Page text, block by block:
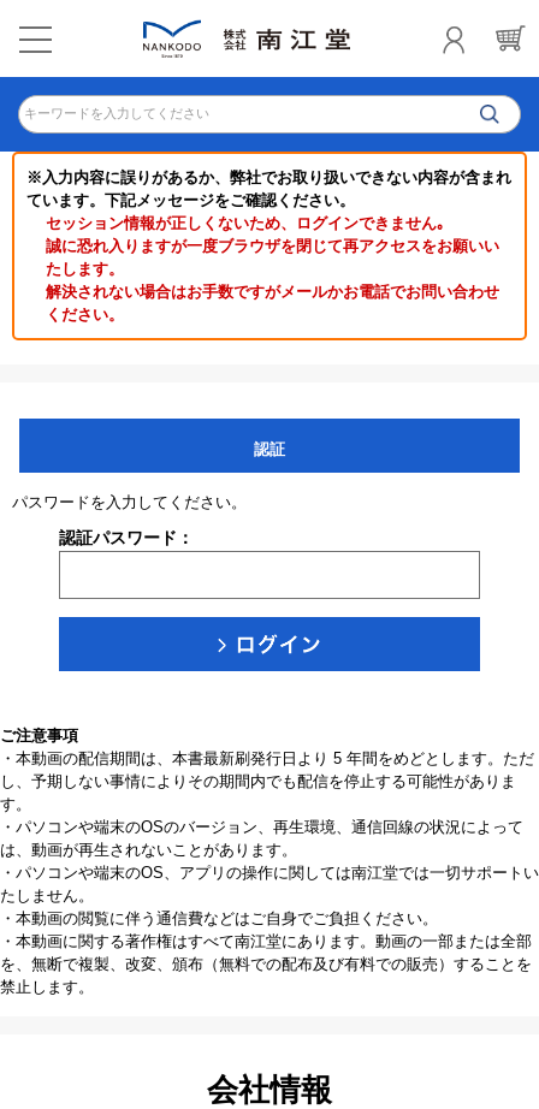
キーワードを入力してください
※入力内容に誤りがあるか、弊社でお取り扱いできない内容が含まれ
ています。下記メッセージをご確認ください。
セッション情報が正しくないため、ログインできません｡
誠に恐れ入りますが一度ブラウザを閉じて再アクセスをお願いい
たします。
解決されない場合はお手数ですがメールかお電話でお問い合わせ
ください。
認証
パスワードを入力してください。
認証パスワード：
ご注意事項
・本動画の配信期間は、本書最新刷発行日より 5 年間をめどとします。ただ
し、予期しない事情によりその期間内でも配信を停止する可能性がありま
す。
・パソコンや端末のOSのバージョン、再生環境、通信回線の状況によって
は、動画が再生されないことがあります。
・パソコンや端末のOS、アプリの操作に関しては南江堂では一切サポートい
たしません。
・本動画の閲覧に伴う通信費などはご自身でご負担ください。
・本動画に関する著作権はすべて南江堂にあります。動画の一部または全部
を、無断で複製、改変、頒布（無料での配布及び有料での販売）することを
禁止します。
会社情報